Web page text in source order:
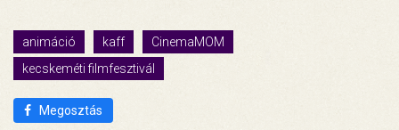
animáció kaff
CinemaMOM
kecskeméti filmfesztivál
Megosztás